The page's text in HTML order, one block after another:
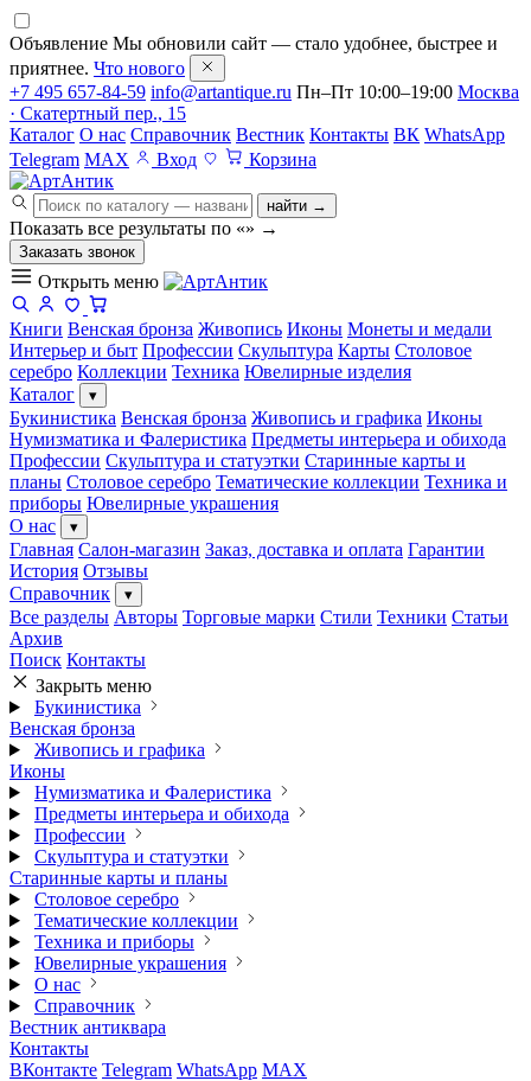
Объявление Мы обновили сайт — стало удобнее, быстрее и
приятнее. Что нового
+7 495 657-84-59 info@artantique.ru Пн–Пт 10:00–19:00 Москва
· Скатертный пер., 15
Каталог О нас Справочник Вестник Контакты ВК WhatsApp
Telegram MAX Вход Корзина
найти →
Показать все результаты по «» →
Заказать звонок
Открыть меню
Книги Венская бронза Живопись Иконы Монеты и медали
Интерьер и быт Профессии Скульптура Карты Столовое
серебро Коллекции Техника Ювелирные изделия
Каталог
▾
Букинистика Венская бронза Живопись и графика Иконы
Нумизматика и Фалеристика Предметы интерьера и обихода
Профессии Скульптура и статуэтки Старинные карты и
планы Столовое серебро Тематические коллекции Техника и
приборы Ювелирные украшения
О нас
▾
Главная Салон-магазин Заказ, доставка и оплата Гарантии
История Отзывы
Справочник
▾
Все разделы Авторы Торговые марки Стили Техники Статьи
Архив
Поиск Контакты
Закрыть меню
Букинистика
Венская бронза
Живопись и графика
Иконы
Нумизматика и Фалеристика
Предметы интерьера и обихода
Профессии
Скульптура и статуэтки
Старинные карты и планы
Столовое серебро
Тематические коллекции
Техника и приборы
Ювелирные украшения
О нас
Справочник
Вестник антиквара
Контакты
ВКонтакте Telegram WhatsApp MAX